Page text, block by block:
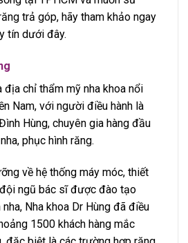
trả góp, hãy tham khảo ngay
tín dưới đây.
địa chỉ thẩm mỹ nha khoa nổi
Nam, với người điều hành là
Hùng, chuyên gia hàng đầu
phục hình răng.
về hệ thống máy móc, thiết
ngũ bác sĩ được đào tạo
Nha khoa Dr Hùng đã điều
1500 khách hàng mắc